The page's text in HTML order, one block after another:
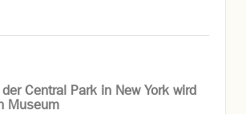
Central Park in New York wird
Museum